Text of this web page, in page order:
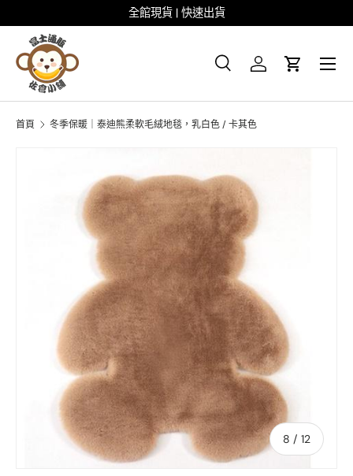
跳至内容
全館現貨 | 快速出貨
搜尋
搜尋 登录 大车
菜单
首頁 冬季保暖｜泰迪熊柔軟毛絨地毯，乳白色 / 卡其色
8 / 的
12